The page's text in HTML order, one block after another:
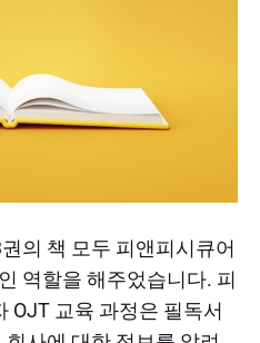
의 책 모두 피앤피시큐어
역할을 해주었습니다. 피
OJT 교육 과정은 필독서